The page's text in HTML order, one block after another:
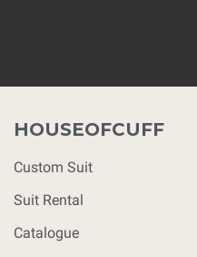
HOUSEOFCUFF
Custom Suit
Suit Rental
Catalogue